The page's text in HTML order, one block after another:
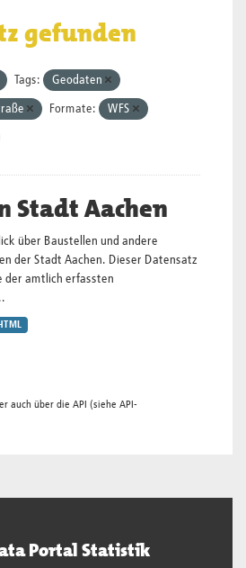
gefunden
Tags: Geodaten
Formate: WFS
Stadt Aachen
über Baustellen und andere
der Stadt Aachen. Dieser Datensatz
der amtlich erfassten
HTML
auch über die API (siehe API-
Portal Statistik